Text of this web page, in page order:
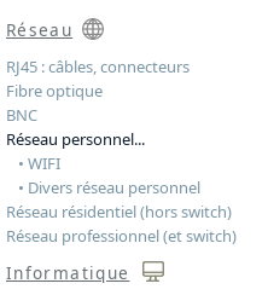
Réseau
RJ45 : câbles, connecteurs
Fibre optique
BNC
Réseau personnel...
• WIFI
• Divers réseau personnel
Réseau résidentiel (hors switch)
Réseau professionnel (et switch)
Informatique